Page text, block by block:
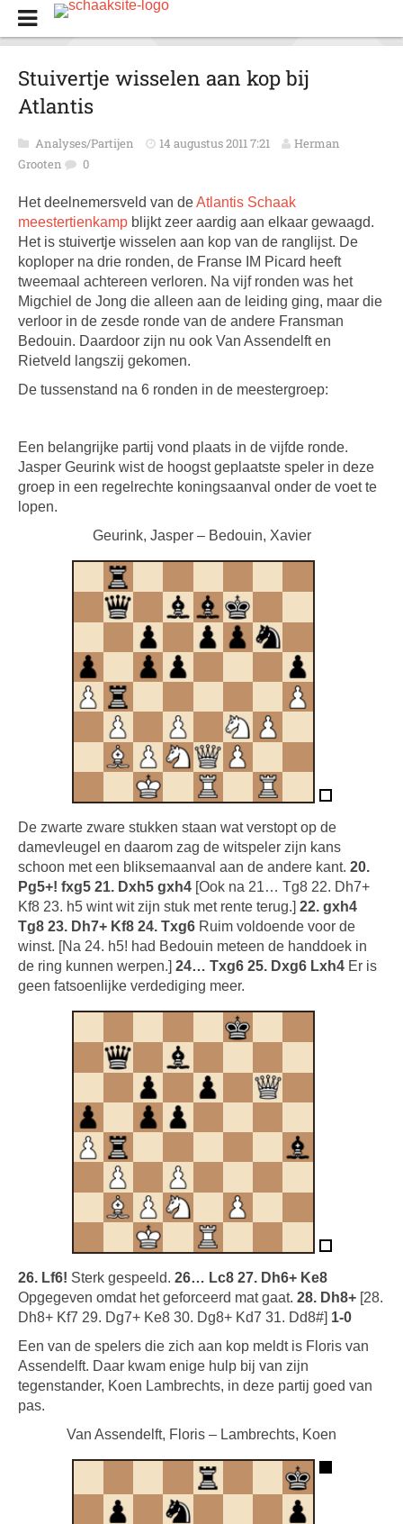
Stuivertje wisselen aan kop bij
Atlantis
Analyses/Partijen 14 augustus 2011 7:21
Herman
Grooten
0
Het deelnemersveld van deAtlantis Schaak
meestertienkamp blijkt zeer aardig aan elkaar gewaagd.
Het is stuivertje wisselen aan kop van de ranglijst. De
koploper na drie ronden, de Franse IM Picard heeft
tweemaal achtereen verloren. Na vijf ronden was het
Migchiel de Jong die alleen aan de leiding ging, maar die
verloor in de zesde ronde van de andere Fransman
Bedouin. Daardoor zijn nu ook Van Assendelft en
Rietveld langszij gekomen.
De tussenstand na 6 ronden in de meestergroep:
Een belangrijke partij vond plaats in de vijfde ronde.
Jasper Geurink wist de hoogst geplaatste speler in deze
groep in een regelrechte koningsaanval onder de voet te
lopen.
Geurink, Jasper – Bedouin, Xavier
De zwarte zware stukken staan wat verstopt op de
damevleugel en daarom zag de witspeler zijn kans
schoon met een bliksemaanval aan de andere kant. 20.
Pg5+! fxg5 21. Dxh5 gxh4 [Ook na 21… Tg8 22. Dh7+
Kf8 23. h5 wint wit zijn stuk met rente terug.] 22. gxh4
Tg8 23. Dh7+ Kf8 24. Txg6 Ruim voldoende voor de
winst. [Na 24. h5! had Bedouin meteen de handdoek in
de ring kunnen werpen.] 24… Txg6 25. Dxg6 Lxh4 Er is
geen fatsoenlijke verdediging meer.
26. Lf6! Sterk gespeeld. 26… Lc8 27. Dh6+ Ke8
Opgegeven omdat het geforceerd mat gaat. 28. Dh8+ [28.
Dh8+ Kf7 29. Dg7+ Ke8 30. Dg8+ Kd7 31. Dd8#] 1-0
Een van de spelers die zich aan kop meldt is Floris van
Assendelft. Daar kwam enige hulp bij van zijn
tegenstander, Koen Lambrechts, in deze partij goed van
pas.
Van Assendelft, Floris – Lambrechts, Koen